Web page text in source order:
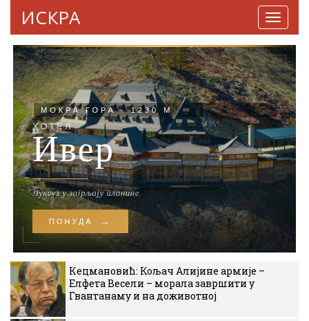
ИСКРА
Кецмановић: Кољач Алијине армије –
Елфета Весели – морала завршити у
Гвантанаму и на доживотној